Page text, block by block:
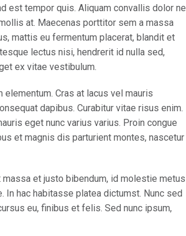
est tempor quis. Aliquam convallis dolor
at. Maecenas porttitor sem a massa
mattis eu fermentum placerat, blandit et
lectus nisi, hendrerit id nulla sed,
ex vitae vestibulum.
Cras at lacus vel mauris
dapibus. Curabitur vitae risus enim.
eget nunc varius varius. Proin congue
et magnis dis parturient montes, nascetur
et justo bibendum, id molestie metus
In hac habitasse platea dictumst. Nunc sed
eu, finibus et felis. Sed nunc ipsum,